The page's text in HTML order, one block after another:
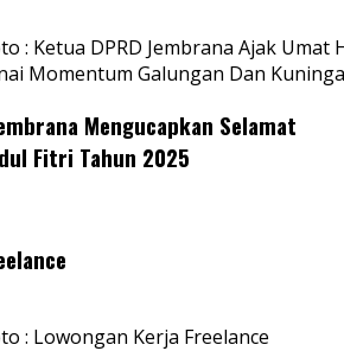
: Ketua DPRD Jembrana Ajak
Momentum Galungan Dan
Mengucapkan Selamat
Fitri Tahun 2025
: Lowongan Kerja Freelance